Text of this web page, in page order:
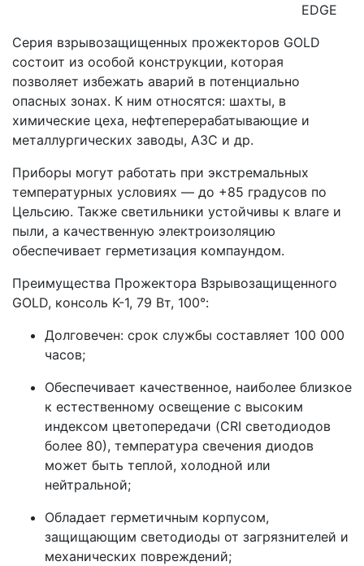
EDGE
Серия взрывозащищенных прожекторов GOLD
состоит из особой конструкции, которая
позволяет избежать аварий в потенциально
опасных зонах. К ним относятся: шахты, в
химические цеха, нефтеперерабатывающие и
металлургических заводы, АЗС и др.
Приборы могут работать при экстремальных
температурных условиях — до +85 градусов по
Цельсию. Также светильники устойчивы к влаге и
пыли, а качественную электроизоляцию
обеспечивает герметизация компаундом.
Преимущества Прожектора Взрывозащищенного
GOLD, консоль K-1, 79 Вт, 100°:
Долговечен: срок службы составляет 100 000
часов;
Обеспечивает качественное, наиболее близкое
к естественному освещение с высоким
индексом цветопередачи (CRI светодиодов
более 80), температура свечения диодов
может быть теплой, холодной или
нейтральной;
Обладает герметичным корпусом,
защищающим светодиоды от загрязнителей и
механических повреждений;